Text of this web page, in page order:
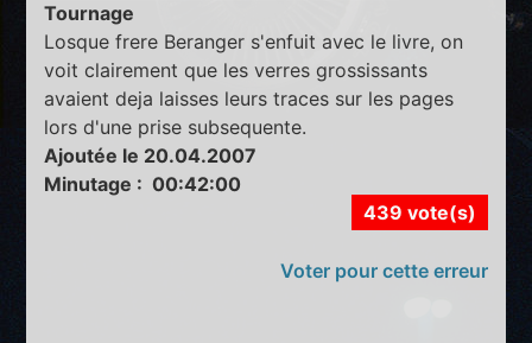
Tournage
Losque frere Beranger s'enfuit avec le livre, on
voit clairement que les verres grossissants
avaient deja laisses leurs traces sur les pages
lors d'une prise subsequente.
Ajoutée le 20.04.2007
Minutage : 00:42:00
439 vote(s)
Voter pour cette erreur